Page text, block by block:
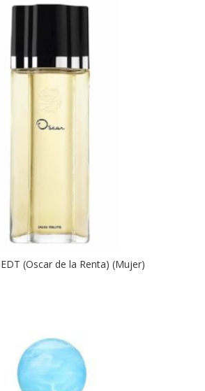
desde
hasta
$163.12
(Oscar de la Renta) (Mujer)
$99.94
hasta
$183.51